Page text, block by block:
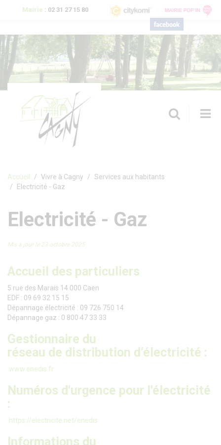
Mairie : 02 31 27 15 80
Formulaire de recherche
Accueil Vivre à Cagny
Services aux habitants
Electricité - Gaz
Electricité - Gaz
Mis à jour le 23 octobre 2025
Accueil des particuliers
5 rue des Marais 14 000 Caen
EDF : 09 69 32 15 15
Dépannage électricité : 09 726 750 14
Dépannage gaz : 0 800 47 33 33
Gestionnaire du
réseau de distribution d’électricité :
www.enedis.fr
Numéros d'urgence pour l'électricité
:
https://electricite.net/enedis
Informations du